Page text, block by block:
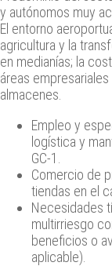
y autónomos muy
El entorno
agricultura y la
en medianías; la
áreas
almacenes.
Empleo y
logística y
GC‑1.
Comercio de
tiendas en el
Necesidades
multirriesgo
beneficios o
aplicable).